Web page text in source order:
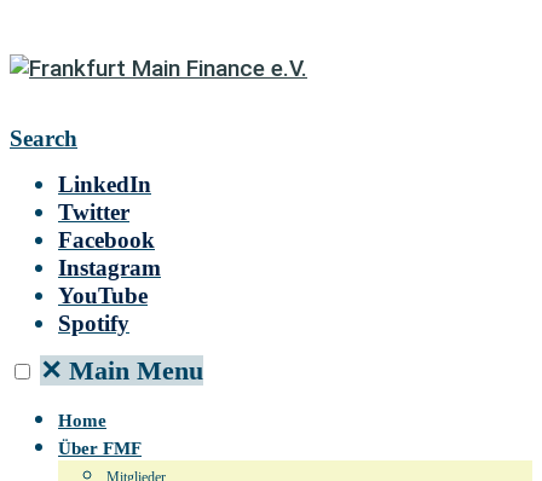
Search
LinkedIn
Twitter
Facebook
Instagram
YouTube
Spotify
✕ Main Menu
Home
Über FMF
Mitglieder